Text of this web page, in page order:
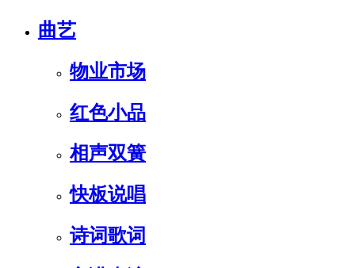
曲艺
物业市场
红色小品
相声双簧
快板说唱
诗词歌词